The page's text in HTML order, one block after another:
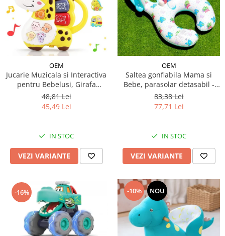
OEM
Jucarie Muzicala si Interactiva
pentru Bebelusi, Girafa
Afectuoasa
48,81 Lei
45,49 Lei
IN STOC
VEZI VARIANTE
OEM
Saltea gonflabila Mama si
Bebe, parasolar detasabil -
modele diferite
83,38 Lei
77,71 Lei
IN STOC
VEZI VARIANTE
-16% -10% NOU